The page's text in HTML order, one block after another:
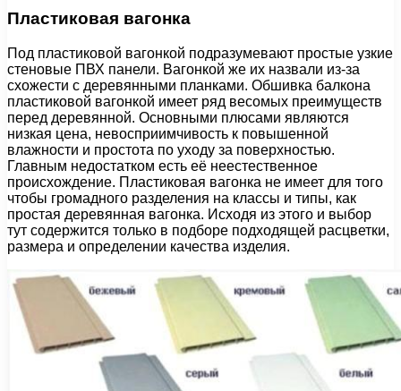
Пластиковая вагонка
Под пластиковой вагонкой подразумевают простые узкие
стеновые ПВХ панели. Вагонкой же их назвали из-за
схожести с деревянными планками. Обшивка балкона
пластиковой вагонкой имеет ряд весомых преимуществ
перед деревянной. Основными плюсами являются
низкая цена, невосприимчивость к повышенной
влажности и простота по уходу за поверхностью.
Главным недостатком есть её неестественное
происхождение. Пластиковая вагонка не имеет для того
чтобы громадного разделения на классы и типы, как
простая деревянная вагонка. Исходя из этого и выбор
тут содержится только в подборе подходящей расцветки,
размера и определении качества изделия.